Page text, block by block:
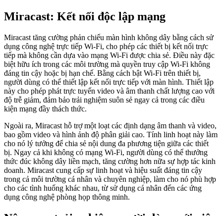
Miracast: Kết nối độc lập mạng
Miracast tăng cường phản chiếu màn hình không dây bằng cách sử
dụng công nghệ trực tiếp Wi-Fi, cho phép các thiết bị kết nối trực
tiếp mà không cần dựa vào mạng Wi-Fi được chia sẻ. Điều này đặc
biệt hữu ích trong các môi trường mà quyền truy cập Wi-Fi không
đáng tin cậy hoặc bị hạn chế. Bằng cách bật Wi-Fi trên thiết bị,
người dùng có thể thiết lập kết nối trực tiếp với màn hình. Thiết lập
này cho phép phát trực tuyến video và âm thanh chất lượng cao với
độ trễ giảm, đảm bảo trải nghiệm suôn sẻ ngay cả trong các điều
kiện mạng đầy thách thức.
Ngoài ra, Miracast hỗ trợ một loạt các định dạng âm thanh và video,
bao gồm video và hình ảnh độ phân giải cao. Tính linh hoạt này làm
cho nó lý tưởng để chia sẻ nội dung đa phương tiện giữa các thiết
bị. Ngay cả khi không có mạng Wi-Fi, người dùng có thể thưởng
thức đúc không dây liền mạch, tăng cường hơn nữa sự hợp tác kinh
doanh. Miracast cung cấp sự linh hoạt và hiệu suất đáng tin cậy
trong cả môi trường cá nhân và chuyên nghiệp, làm cho nó phù hợp
cho các tình huống khác nhau, từ sử dụng cá nhân đến các ứng
dụng công nghệ phòng họp thông minh.